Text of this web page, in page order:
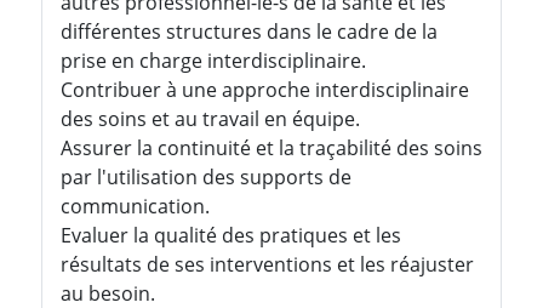
différentes structures dans le cadre de la
prise en charge interdisciplinaire.
Contribuer à une approche interdisciplinaire
des soins et au travail en équipe.
Assurer la continuité et la traçabilité des soins
par l'utilisation des supports de
communication.
Evaluer la qualité des pratiques et les
résultats de ses interventions et les réajuster
au besoin.